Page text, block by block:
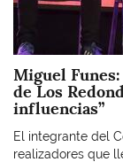
Miguel
de Los
influencias”
El integrante del
realizadores que